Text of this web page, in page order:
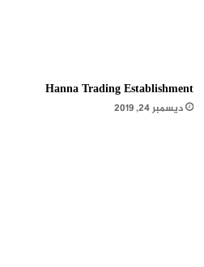
Hanna Trading Establishment
ديسمبر 24, 2019